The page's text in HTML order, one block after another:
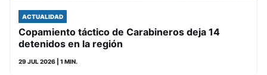
ACTUALIDAD
Copamiento táctico de Carabineros deja 14
detenidos en la región
29 JUL 2026 | 1 MIN.